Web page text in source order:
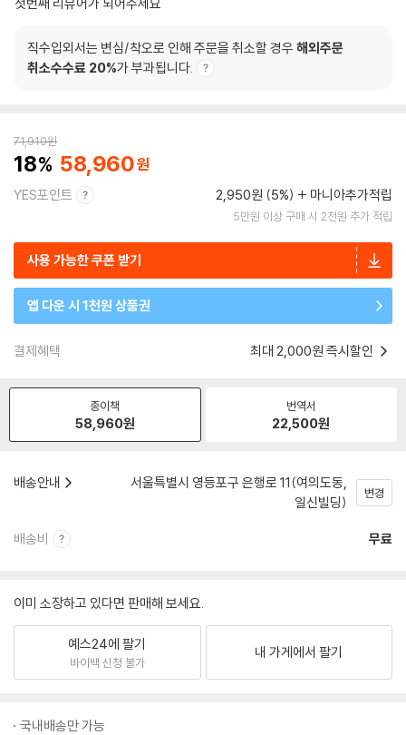
직수입외서는 변심/착오로 인해 주문을 취소할 경우 해외주문
취소수수료 20%가 부과됩니다.
71,910원
18 58,960
YES포인트 2,950원 (5%) 마니아추가적립
5만원 이상 구매 시 2천원 추가 적립
사용 가능한 쿠폰 받기
앱 다운 시 1천원 상품권
결제혜택 최대 2,000원 즉시할인
종이책
58,960원
번역서
22,500원
배송안내
서울특별시 영등포구 은행로 11(여의도동,
일신빌딩)
변경
배송비 무료
이미 소장하고 있다면 판매해 보세요.
예스24에 팔기
바이백 신청 불가
내 가게에서 팔기
국내배송만 가능